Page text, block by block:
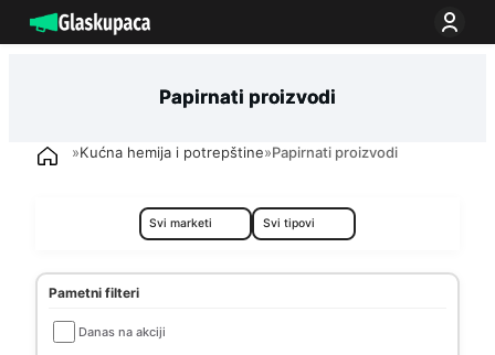
na
Papirnati proizvodi
»Kućna hemija i potrepštine»Papirnati proizvodi
Pametni filteri
Danas na akciji